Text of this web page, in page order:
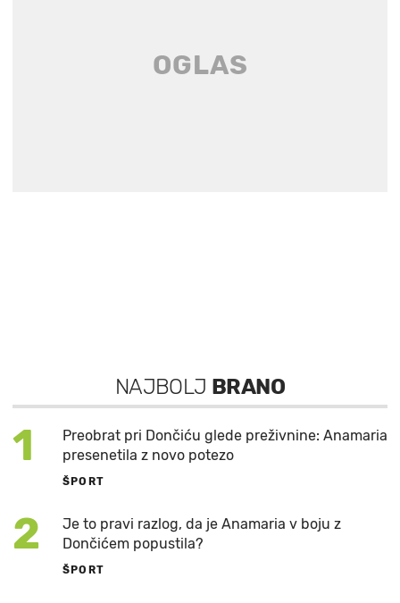
NAJBOLJ BRANO
1
Preobrat pri Dončiću glede preživnine: Anamaria
presenetila z novo potezo
ŠPORT
2
Je to pravi razlog, da je Anamaria v boju z
Dončićem popustila?
ŠPORT